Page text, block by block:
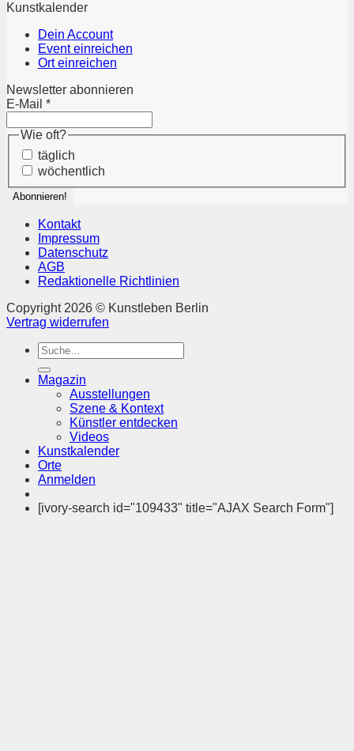
Kunstkalender
Dein Account
Event einreichen
Ort einreichen
Newsletter abonnieren
E-Mail *
Wie oft?
täglich
wöchentlich
Kontakt
Impressum
Datenschutz
AGB
Redaktionelle Richtlinien
Copyright 2026 © Kunstleben Berlin
Vertrag widerrufen
Suchen
nach:
Magazin
Ausstellungen
Szene & Kontext
Künstler entdecken
Videos
Kunstkalender
Orte
Anmelden
[ivory-search id="109433" title="AJAX Search Form"]